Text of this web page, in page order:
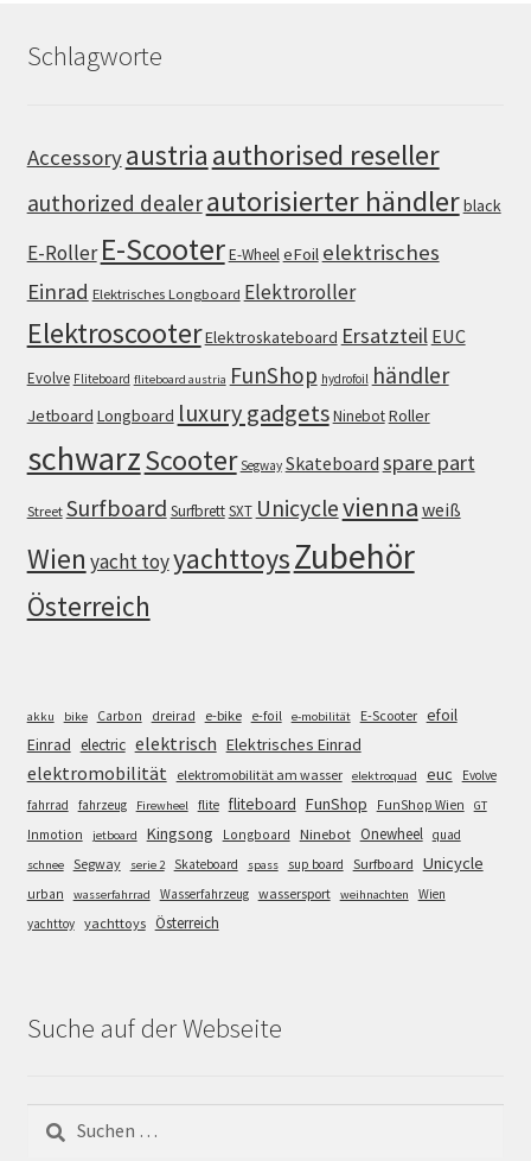
Schlagworte
Accessoryaustria authorised reseller
authorized dealerautorisierter händlerblack
E-Roller E-ScooterE-WheeleFoil elektrisches
Einrad Elektrisches Longboard Elektroroller
ElektroscooterElektroskateboard Ersatzteil EUC
Evolve Fliteboard fliteboard austria FunShop hydrofoil händler
Jetboard Longboard luxury gadgetsNinebotRoller
schwarzScooter Segway Skateboard spare part
Street Surfboard SurfbrettSXT Unicyclevienna weiß
Wien yacht toyyachttoysZubehör
Österreich
akku bike Carbon dreirad e-bike e-foil e-mobilität E-Scooter efoil
Einrad electric elektrisch Elektrisches Einrad
elektromobilität elektromobilität am wasser elektroquad euc
Evolve
fahrrad
fahrzeug Firewheel flite fliteboard FunShop FunShop Wien GT
Inmotion jetboard Kingsong Longboard Ninebot Onewheel quad
schnee Segway serie 2 Skateboard spass sup board Surfboard Unicycle
urban wasserfahrrad Wasserfahrzeug wassersport weihnachten
Wien
yachttoy yachttoys Österreich
Suche auf der Webseite
Suchen
nach: